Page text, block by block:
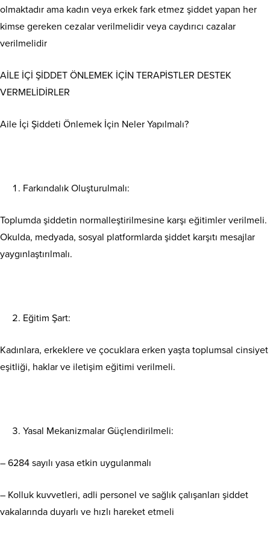
olmaktadır ama kadın veya erkek fark etmez şiddet yapan her
kimse gereken cezalar verilmelidir veya caydırıcı cazalar
verilmelidir
AİLE İÇİ ŞİDDET ÖNLEMEK İÇİN TERAPİSTLER DESTEK
VERMELİDİRLER
Aile İçi Şiddeti Önlemek İçin Neler Yapılmalı?
Farkındalık Oluşturulmalı:
Toplumda şiddetin normalleştirilmesine karşı eğitimler verilmeli.
Okulda, medyada, sosyal platformlarda şiddet karşıtı mesajlar
yaygınlaştırılmalı.
Eğitim Şart:
Kadınlara, erkeklere ve çocuklara erken yaşta toplumsal cinsiyet
eşitliği, haklar ve iletişim eğitimi verilmeli.
Yasal Mekanizmalar Güçlendirilmeli:
– 6284 sayılı yasa etkin uygulanmalı
– Kolluk kuvvetleri, adli personel ve sağlık çalışanları şiddet
vakalarında duyarlı ve hızlı hareket etmeli